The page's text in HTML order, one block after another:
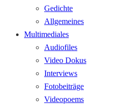
Gedichte
Allgemeines
Multimediales
Audiofiles
Video Dokus
Interviews
Fotobeiträge
Videopoems